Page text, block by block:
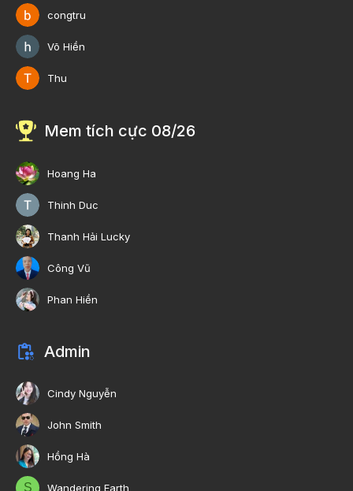
congtru
Võ Hiền
Thu
Mem tích cực 08/26
Hoang Ha
Thinh Duc
Thanh Hải Lucky
Công Vũ
Phan Hiền
Admin
Cindy Nguyễn
John Smith
Hồng Hà
S Wandering Earth